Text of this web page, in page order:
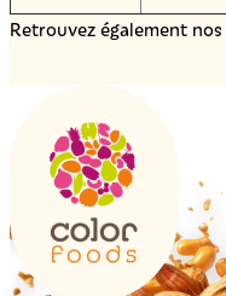
Retrouvez également nos